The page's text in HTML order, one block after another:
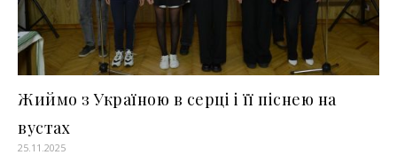
Жиймо з Україною в серці і її піснею на
вустах
25.11.2025